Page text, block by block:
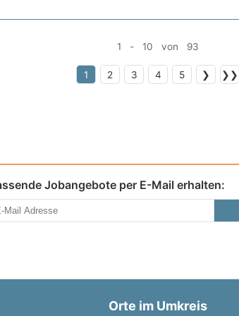
1 - 10 von 93
1 2 3 4 5 ❯ ❯❯
Jobangebote per E-Mail erhalten:
Orte im Umkreis